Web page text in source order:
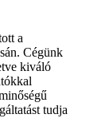
a
Cégünk
kiváló
tudja